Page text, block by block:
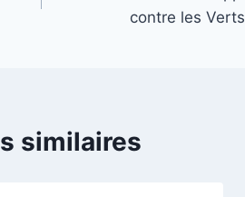
contre les Verts
similaires